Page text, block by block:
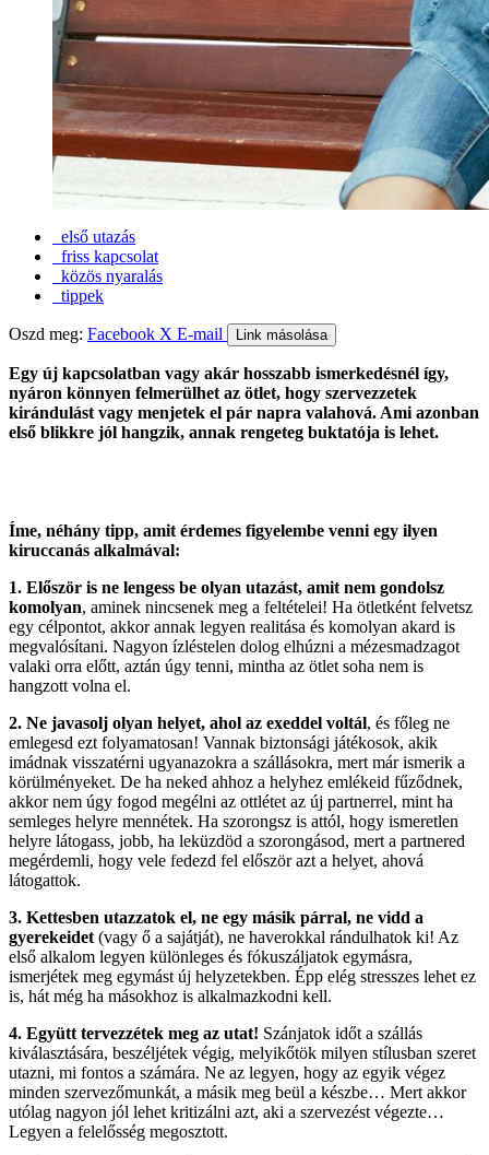
első utazás
friss kapcsolat
közös nyaralás
tippek
Oszd meg: Facebook X E-mail Link másolása
Egy új kapcsolatban vagy akár hosszabb ismerkedésnél így,
nyáron könnyen felmerülhet az ötlet, hogy szervezzetek
kirándulást vagy menjetek el pár napra valahová. Ami azonban
első blikkre jól hangzik, annak rengeteg buktatója is lehet.
Íme, néhány tipp, amit érdemes figyelembe venni egy ilyen
kiruccanás alkalmával:
1. Először is ne lengess be olyan utazást, amit nem gondolsz
komolyan, aminek nincsenek meg a feltételei! Ha ötletként felvetsz
egy célpontot, akkor annak legyen realitása és komolyan akard is
megvalósítani. Nagyon ízléstelen dolog elhúzni a mézesmadzagot
valaki orra előtt, aztán úgy tenni, mintha az ötlet soha nem is
hangzott volna el.
2. Ne javasolj olyan helyet, ahol az exeddel voltál, és főleg ne
emlegesd ezt folyamatosan! Vannak biztonsági játékosok, akik
imádnak visszatérni ugyanazokra a szállásokra, mert már ismerik a
körülményeket. De ha neked ahhoz a helyhez emlékeid fűződnek,
akkor nem úgy fogod megélni az ottlétet az új partnerrel, mint ha
semleges helyre mennétek. Ha szorongsz is attól, hogy ismeretlen
helyre látogass, jobb, ha leküzdöd a szorongásod, mert a partnered
megérdemli, hogy vele fedezd fel először azt a helyet, ahová
látogattok.
3. Kettesben utazzatok el, ne egy másik párral, ne vidd a
gyerekeidet (vagy ő a sajátját), ne haverokkal rándulhatok ki! Az
első alkalom legyen különleges és fókuszáljatok egymásra,
ismerjétek meg egymást új helyzetekben. Épp elég stresszes lehet ez
is, hát még ha másokhoz is alkalmazkodni kell.
4. Együtt tervezzétek meg az utat! Szánjatok időt a szállás
kiválasztására, beszéljétek végig, melyikőtök milyen stílusban szeret
utazni, mi fontos a számára. Ne az legyen, hogy az egyik végez
minden szervezőmunkát, a másik meg beül a készbe… Mert akkor
utólag nagyon jól lehet kritizálni azt, aki a szervezést végezte…
Legyen a felelősség megosztott.